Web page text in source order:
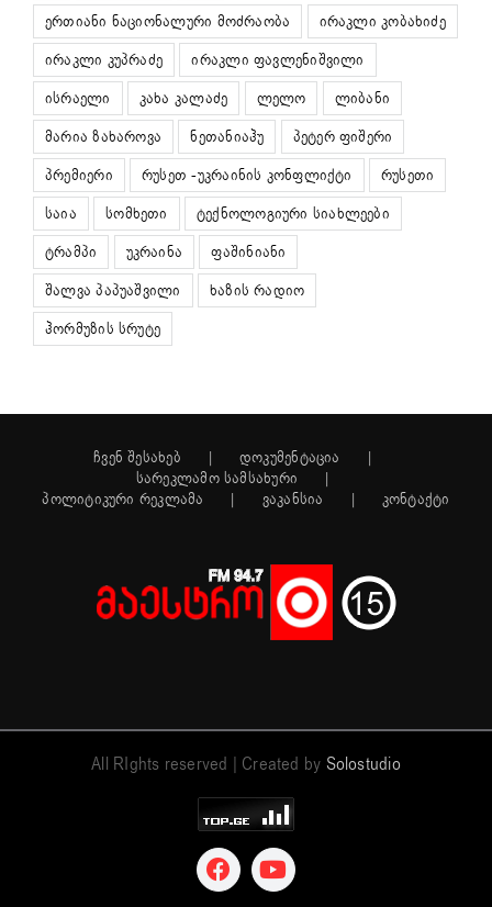
ერთიანი ნაციონალური მოძრაობა
ირაკლი კობახიძე
ირაკლი კუპრაძე
ირაკლი ფავლენიშვილი
ისრაელი
კახა კალაძე ლელო
ლიბანი
მარია ზახაროვა
ნეთანიაჰუ
პეტერ ფიშერი
პრემიერი
რუსეთ -უკრაინის კონფლიქტი
რუსეთი
საია
სომხეთი
ტექნოლოგიური სიახლეები
ტრამპი
უკრაინა
ფაშინიანი
შალვა პაპუაშვილი
ხაზის რადიო
ჰორმუზის სრუტე
ჩვენ შესახებ
დოკუმენტაცია
სარეკლამო სამსახური
პოლიტიკური რეკლამა
ვაკანსია კონტაქტი
All RIghts reserved | Created by Solostudio
FacebookYouTube